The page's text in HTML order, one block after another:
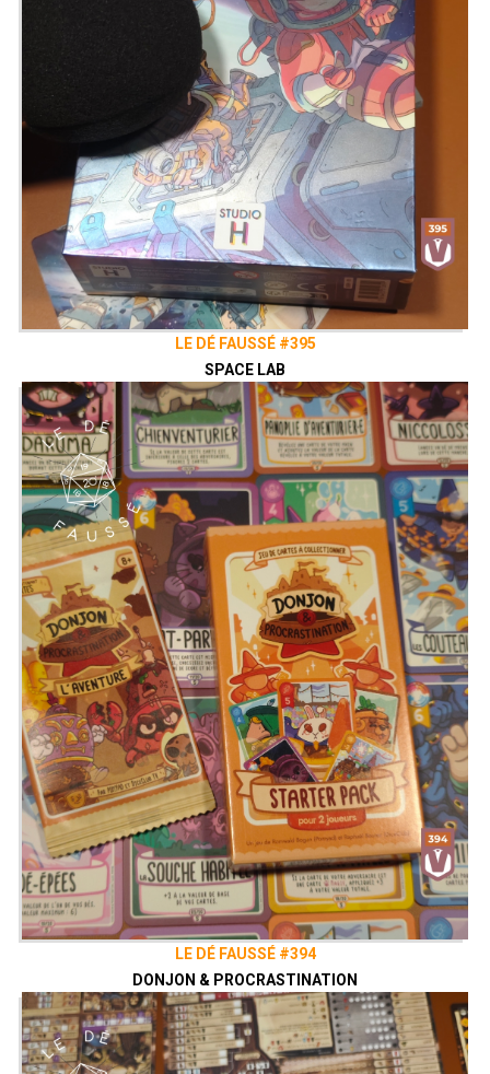
LE DÉ FAUSSÉ #395
SPACE LAB
LE DÉ FAUSSÉ #394
DONJON & PROCRASTINATION